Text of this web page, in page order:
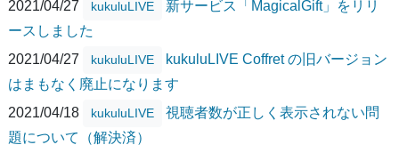
2021/04/27 kukuluLIVE
新サービス「MagicalGift」をリリ
ースしました
2021/04/27
kukuluLIVE
kukuluLIVE Coffret の旧バージョン
はまもなく廃止になります
2021/04/18
kukuluLIVE
視聴者数が正しく表示されない問
題について（解決済）